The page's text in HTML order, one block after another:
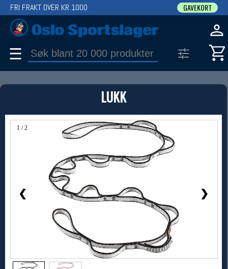
LUKK
1 / 2
❮ ❯
FRI FRAKT OVER KR 1000 GAVEKORT
☰
PRODUKT
Produkter (1)
Bruk filter til å spisse søket